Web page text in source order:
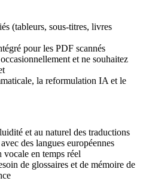
(tableurs, sous-titres, livres
pour les PDF scannés
et ne souhaitez
la reformulation IA et le
et au naturel des traductions
des langues européennes
en temps réel
de glossaires et de mémoire de